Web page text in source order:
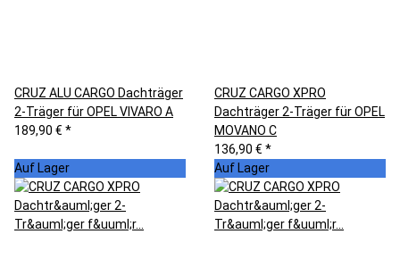
CRUZ ALU CARGO Dachträger
2-Träger für OPEL VIVARO A
189,90 € *
CRUZ CARGO XPRO
Dachträger 2-Träger für OPEL
MOVANO C
136,90 € *
Auf Lager
Auf Lager